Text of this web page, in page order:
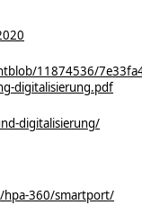
11874536/
digitalisierung.pdf
digitalisierung/
hpa-360/smartport/